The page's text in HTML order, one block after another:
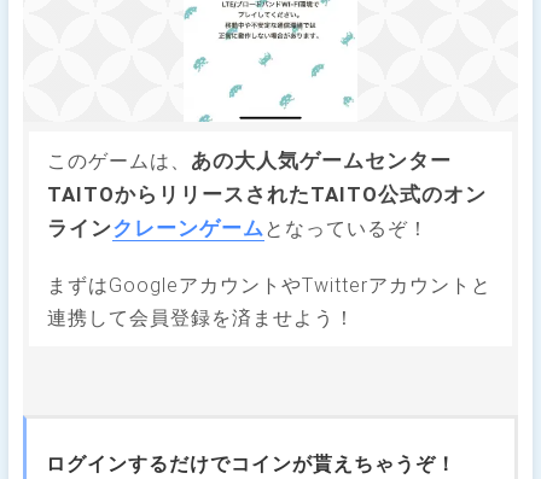
このゲームは、 あの大人気ゲームセンター
TAITOからリリースされたTAITO公式のオン
ラインクレーンゲーム となっているぞ！
まずはGoogleアカウントやTwitterアカウントと
連携して会員登録を済ませよう！
ログインするだけでコインが貰えちゃうぞ！